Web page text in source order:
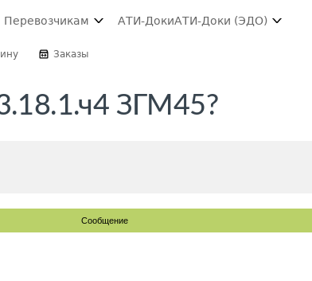
Перевозчикам АТИ-ДокиАТИ-Доки (ЭДО)
Заказы
ЗГМ45?
Сообщение